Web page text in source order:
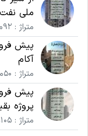
ملی نفت
متراژ : 92متر
آکام
متراژ : 50متر
پروژه بقیه الله 5 تعاونی
متراژ : 105متر